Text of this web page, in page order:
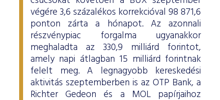
ESG Útmutató
végére 3,6 százalékos korrekcióval 98 871,6
ponton zárta a hónapot. Az azonnali
részvénypiac forgalma ugyanakkor
meghaladta az 330,9 milliárd forintot,
amely napi átlagban 15 milliárd forintnak
felelt meg. A legnagyobb kereskedési
aktivitás szeptemberben is az OTP Bank, a
Richter Gedeon és a MOL papírjaihoz